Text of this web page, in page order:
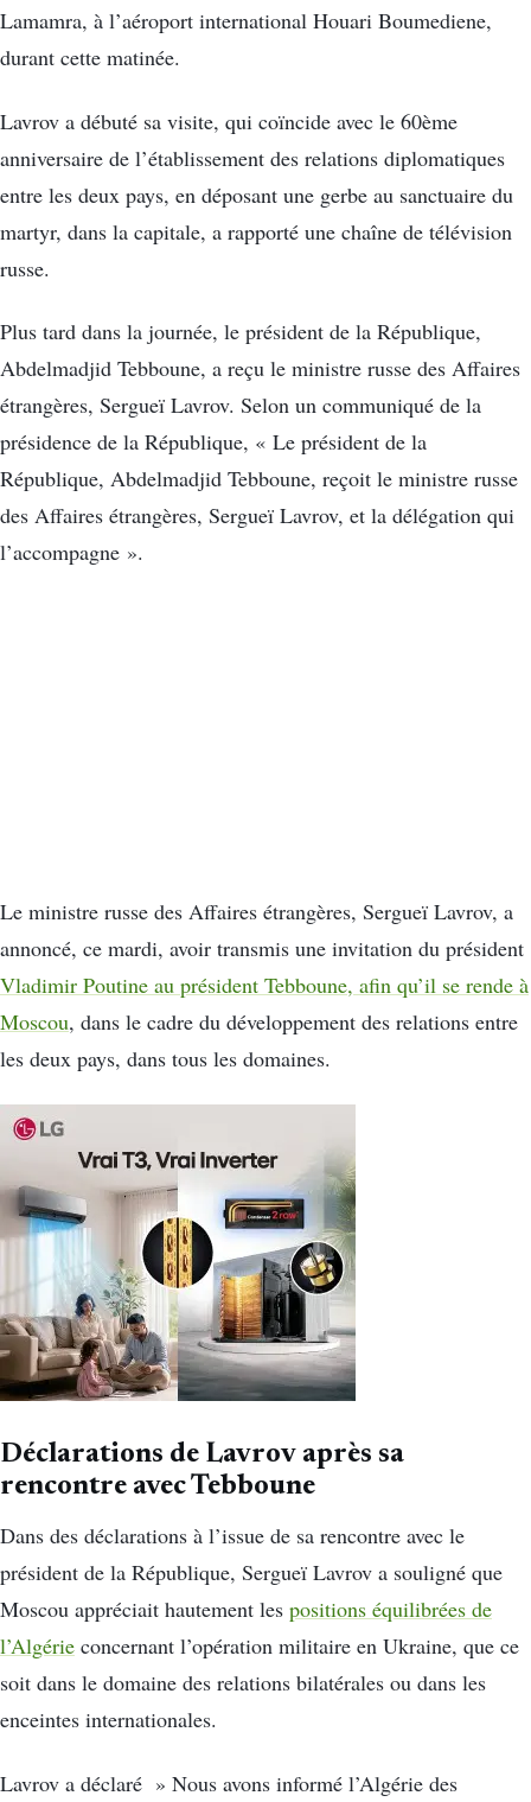
Lamamra, à l’aéroport international Houari Boumediene,
durant cette matinée.
Lavrov a débuté sa visite, qui coïncide avec le 60ème
anniversaire de l’établissement des relations diplomatiques
entre les deux pays, en déposant une gerbe au sanctuaire du
martyr, dans la capitale, a rapporté une chaîne de télévision
russe.
Plus tard dans la journée, le président de la République,
Abdelmadjid Tebboune, a reçu le ministre russe des Affaires
étrangères, Sergueï Lavrov. Selon un communiqué de la
présidence de la République, « Le président de la
République, Abdelmadjid Tebboune, reçoit le ministre russe
des Affaires étrangères, Sergueï Lavrov, et la délégation qui
l’accompagne ».
Le ministre russe des Affaires étrangères, Sergueï Lavrov, a
annoncé, ce mardi, avoir transmis une invitation du président
Vladimir Poutine au président Tebboune, afin qu’il se rende à
Moscou, dans le cadre du développement des relations entre
les deux pays, dans tous les domaines.
Déclarations de Lavrov après sa
rencontre avec Tebboune
Dans des déclarations à l’issue de sa rencontre avec le
président de la République, Sergueï Lavrov a souligné que
Moscou appréciait hautement les positions équilibrées de
l’Algérie concernant l’opération militaire en Ukraine, que ce
soit dans le domaine des relations bilatérales ou dans les
enceintes internationales.
Lavrov a déclaré » Nous avons informé l’Algérie des